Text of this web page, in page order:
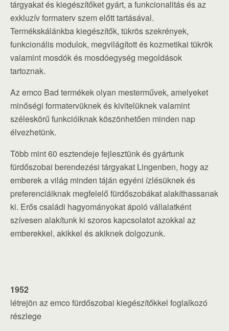
tárgyakat és kiegészítőket gyárt, a funkcionalitás és az
exkluzív formaterv szem előtt tartásával.
Termékskálánkba kiegészítők, tükrös szekrények,
funkcionális modulok, megvilágított és kozmetikai tükrök
valamint mosdók és mosdóegység megoldások
tartoznak.
Az emco Bad termékek olyan mesterművek, amelyeket
minőségi formatervüknek és kivitelüknek valamint
széleskörű funkcióiknak köszönhetően minden nap
élvezhetünk.
Több mint 60 esztendeje fejlesztünk és gyártunk
fürdőszobai berendezési tárgyakat Lingenben, hogy az
emberek a világ minden táján egyéni ízlésüknek és
preferenciáiknak megfelelő fürdőszobákat alakíthassanak
ki. Erős családi hagyományokat ápoló vállalatként
szívesen alakítunk ki szoros kapcsolatot azokkal az
emberekkel, akikkel és akiknek dolgozunk.
1952
létrejön az emco fürdőszobai kiegészítőkkel foglalkozó
részlege